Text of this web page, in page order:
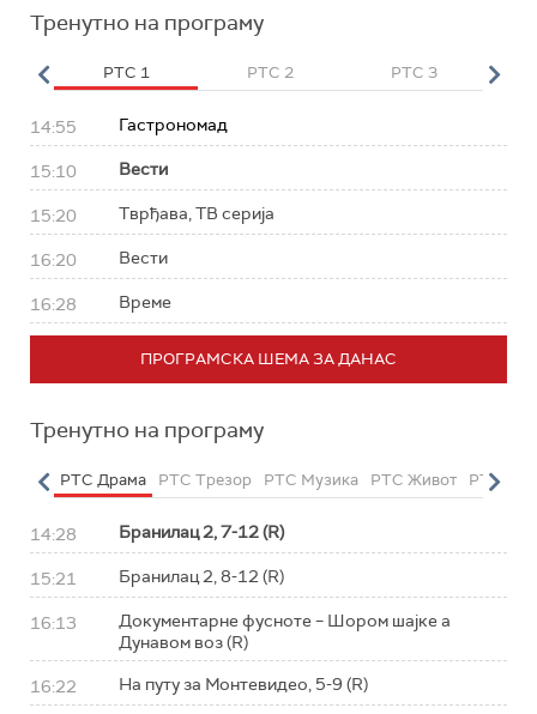
Тренутно на програму
РТС 1 РТС 2 РТС 3
14:55 Гастрономад
15:10 Вести
15:20 Тврђава, ТВ серија
16:20 Вести
16:28 Време
ПРОГРАМСКА ШЕМА ЗА ДАНАС
Тренутно на програму
РТС Драма РТС Трезор РТС Музика РТС Живот РТС
14:28 Бранилац 2, 7-12 (R)
15:21 Бранилац 2, 8-12 (R)
16:13
Документарне фусноте – Шором шајке а
Дунавом воз (R)
16:22 На путу за Монтевидео, 5-9 (R)